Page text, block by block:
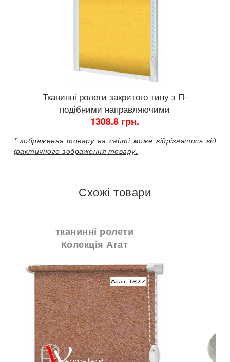
Тканинні ролети закритого типу з П-
подібними направляючими
1308.8 грн.
*зображення товару на сайті може відрізнятись від
фактичного зображення товару.
Схожі товари
тканинні ролети
Колекція Kamila A 600